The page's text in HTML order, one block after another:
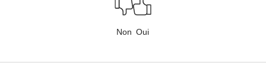
Non Oui